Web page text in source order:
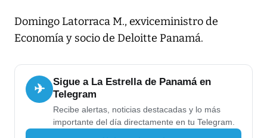
Domingo Latorraca M., exviceministro de
Economía y socio de Deloitte Panamá.
✈
Sigue a La Estrella de Panamá en
Telegram
Recibe alertas, noticias destacadas y lo más
importante del día directamente en tu Telegram.